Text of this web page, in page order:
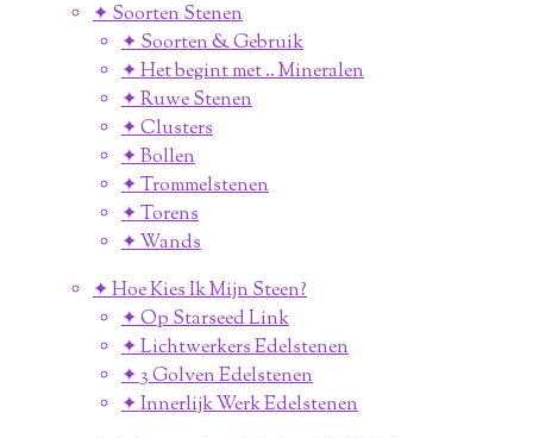
✦ Soorten Stenen
✦ Soorten & Gebruik
✦ Het begint met .. Mineralen
✦ Ruwe Stenen
✦ Clusters
✦ Bollen
✦ Trommelstenen
✦ Torens
✦ Wands
✦ Hoe Kies Ik Mijn Steen?
✦ Op Starseed Link
✦ Lichtwerkers Edelstenen
✦ 3 Golven Edelstenen
✦ Innerlijk Werk Edelstenen